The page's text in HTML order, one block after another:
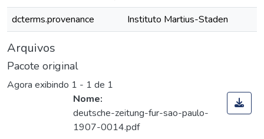
dcterms.provenance
Instituto Martius-Staden
Arquivos
Pacote original
Agora exibindo 1 - 1 de 1
Nome:
deutsche-zeitung-fur-sao-paulo-
1907-0014.pdf